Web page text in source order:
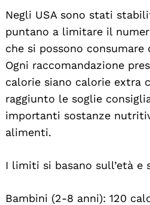
Negli USA sono stati
puntano a limitare il
che si possono consumare
Ogni raccomandazione
calorie siano calorie extra
raggiunto le soglie
importanti sostanze
alimenti.
I limiti si basano sull’età e
Bambini (2-8 anni): 120